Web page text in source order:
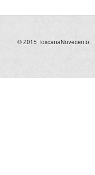
© 2015 ToscanaNovecento.